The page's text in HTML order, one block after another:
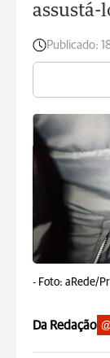
assustá-
Publicado:
- Foto: aRede/
Da Redação